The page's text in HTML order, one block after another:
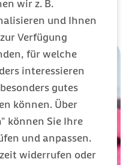
wir z. B.
und Ihnen
Verfügung
für welche
interessieren
gutes
können. Über
können Sie Ihre
und anpassen.
widerrufen oder